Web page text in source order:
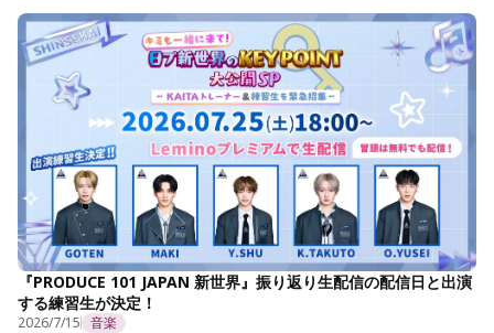
『PRODUCE 101 JAPAN 新世界』振り返り生配信の配信日と出演
する練習生が決定！
2026/7/15 音楽